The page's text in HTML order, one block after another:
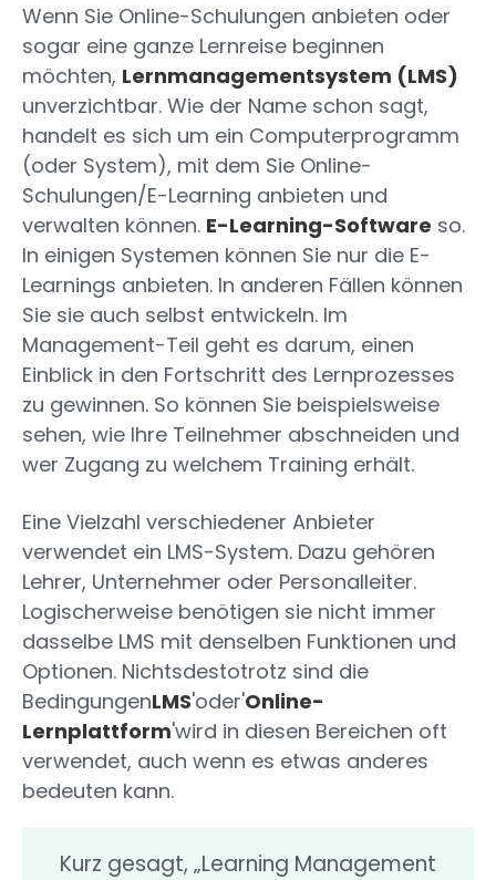
Wenn Sie Online-Schulungen anbieten oder
sogar eine ganze Lernreise beginnen
möchten, Lernmanagementsystem (LMS)
unverzichtbar. Wie der Name schon sagt,
handelt es sich um ein Computerprogramm
(oder System), mit dem Sie Online-
Schulungen/E-Learning anbieten und
verwalten können. E-Learning-Software so.
In einigen Systemen können Sie nur die E-
Learnings anbieten. In anderen Fällen können
Sie sie auch selbst entwickeln. Im
Management-Teil geht es darum, einen
Einblick in den Fortschritt des Lernprozesses
zu gewinnen. So können Sie beispielsweise
sehen, wie Ihre Teilnehmer abschneiden und
wer Zugang zu welchem Training erhält.
Eine Vielzahl verschiedener Anbieter
verwendet ein LMS-System. Dazu gehören
Lehrer, Unternehmer oder Personalleiter.
Logischerweise benötigen sie nicht immer
dasselbe LMS mit denselben Funktionen und
Optionen. Nichtsdestotrotz sind die
BedingungenLMS'oder'Online-
Lernplattform'wird in diesen Bereichen oft
verwendet, auch wenn es etwas anderes
bedeuten kann.
Kurz gesagt, „Learning Management